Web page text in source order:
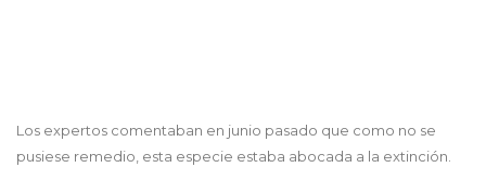
Los expertos comentaban en junio pasado que como no se
pusiese remedio, esta especie estaba abocada a la extinción.